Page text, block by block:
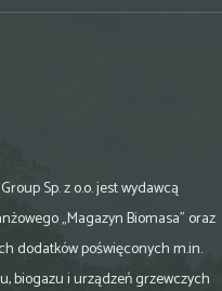
Sp. z o.o. jest wydawcą
„Magazyn Biomasa” oraz
dodatków poświęconych m.in.
biogazu i urządzeń grzewczych